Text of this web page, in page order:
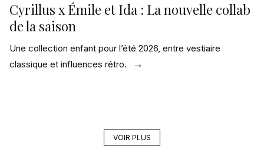
Cyrillus x Émile et Ida : La nouvelle collab
de la saison
Une collection enfant pour l’été 2026, entre vestiaire
classique et influences rétro.
VOIR PLUS